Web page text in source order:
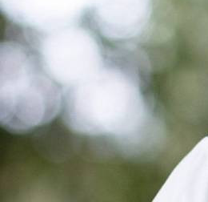
Александрович ШУМБАСОВ.
- Как диагностировать рак
анализы необходимо сдать и
помимо УЗИ и маммографии
- Диагноз "рак молочной железы"
проведения гистологического и
исследования. Ультразвуковое
маммография позволяют
молочной железы, это первичная
помогает специалистам
решение о необходимости
- Болит ли грудь при раке